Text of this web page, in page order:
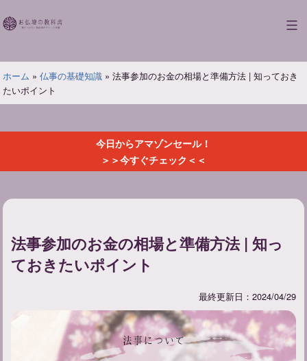
ン
ツ
へ
ス
お
壇
の
教
ホーム » 仏事の基礎知識» 法事参加のお金の相場と準備方法 | 知っておき
たいポイント
今日からアマゾンセール！
＞＞今すぐチェック＜＜
法事参加のお金の相場と準備方法 | 知っ
ておきたいポイント
最終更新日：2024/04/29